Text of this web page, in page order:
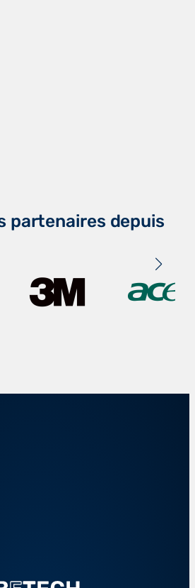
partenaires depuis